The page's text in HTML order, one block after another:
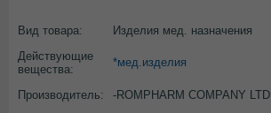
Вид товара:
Изделия мед. назначения
Действующие
вещества:
*мед.изделия
Производитель: -ROMPHARM COMPANY LTD